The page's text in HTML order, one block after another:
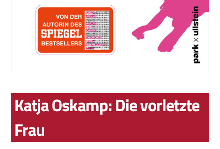
Katja Oskamp: Die vorletzte
Frau